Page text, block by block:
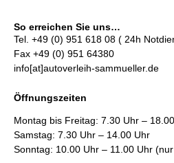
So erreichen Sie uns…
Tel. +49 (0) 951 618 08 ( 24h
Fax +49 (0) 951 64380
info[at]autoverleih-sammueller.de
Öffnungszeiten
Montag bis Freitag: 7.30 Uhr –
Samstag: 7.30 Uhr – 14.00 Uhr
Sonntag: 10.00 Uhr – 11.00 Uhr